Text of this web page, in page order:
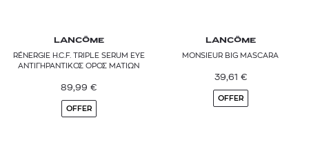
LANCÔME
RÉNERGIE H.C.F. TRIPLE SERUM EYE
AΝΤΙΓΗΡΑΝΤΙΚΟΣ ΟΡΟΣ ΜΑΤΙΩΝ
89,99 €
OFFER
LANCÔME
MONSIEUR BIG MASCARA
39,61 €
OFFER